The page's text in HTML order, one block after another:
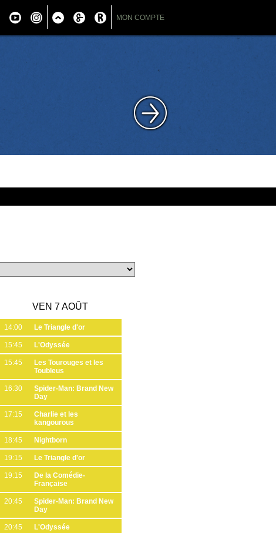
MON COMPTE
VEN 7 AOÛT
14:00 Le Triangle d'or
15:45 L'Odyssée
15:45
Les Tourouges et les
Toubleus
16:30
Spider-Man: Brand New
Day
17:15
Charlie et les
kangourous
18:45 Nightborn
19:15 Le Triangle d'or
19:15
De la Comédie-
Française
20:45
Spider-Man: Brand New
Day
20:45 L'Odyssée